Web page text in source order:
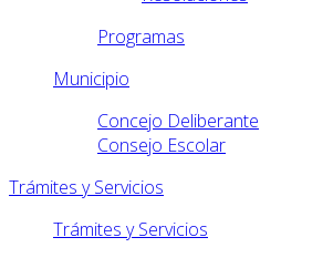
Programas
Municipio
Concejo Deliberante
Consejo Escolar
Trámites y Servicios
Trámites y Servicios